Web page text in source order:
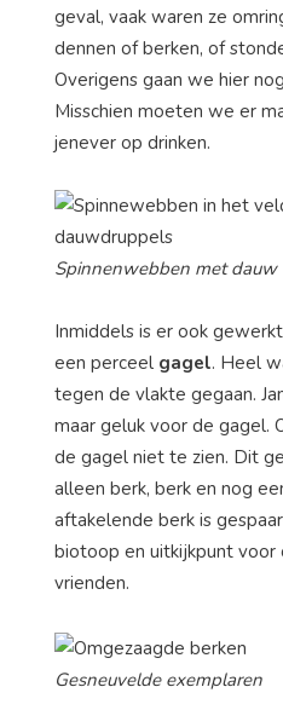
geval, vaak waren ze
dennen of berken, of
Overigens gaan we hier
Misschien moeten we er
jenever op drinken.
Spinnenwebben met dauw
Inmiddels is er ook
een perceel gagel. Heel
tegen de vlakte gegaan.
maar geluk voor de gagel.
de gagel niet te zien. Dit
alleen berk, berk en nog
aftakelende berk is
biotoop en uitkijkpunt voor
vrienden.
Gesneuvelde exemplaren